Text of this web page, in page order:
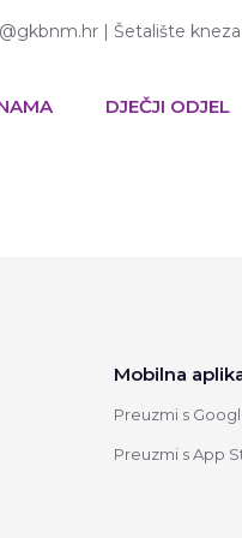
| Šetalište
DJEČJI ODJEL
Mobilna
Preuzmi s
Preuzmi s App